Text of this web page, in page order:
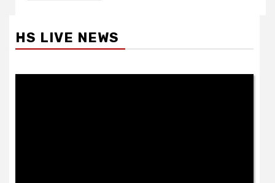
HS LIVE NEWS